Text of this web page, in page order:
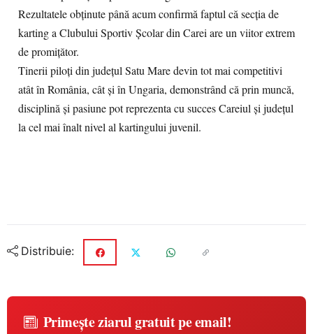
Rezultatele obținute până acum confirmă faptul că secția de
karting a Clubului Sportiv Școlar din Carei are un viitor extrem
de promițător.
Tinerii piloți din județul Satu Mare devin tot mai competitivi
atât în România, cât și în Ungaria, demonstrând că prin muncă,
disciplină și pasiune pot reprezenta cu succes Careiul și județul
la cel mai înalt nivel al kartingului juvenil.
Distribuie:
Primește ziarul gratuit pe email!